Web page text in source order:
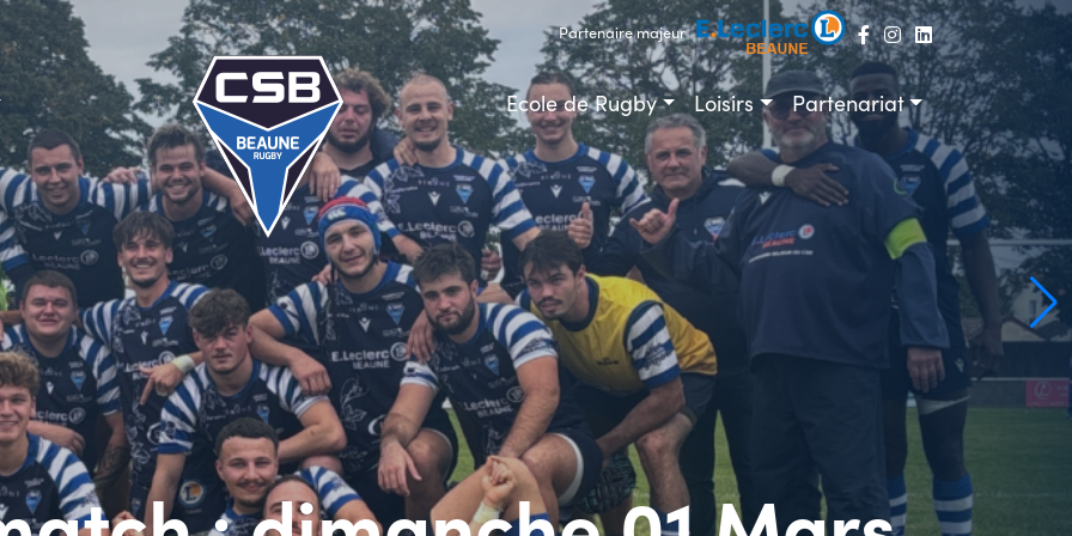
Partenaire majeur
Ecole de Rugby Loisirs Partenariat